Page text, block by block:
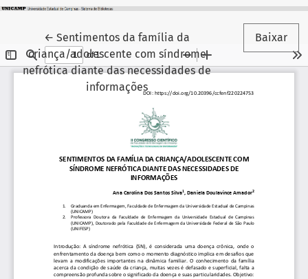
←Voltar aos Detalhes do Artigo
Sentimentos da família da
criança/adolescente com síndrome
nefrótica diante das necessidades de
informações
Baixar